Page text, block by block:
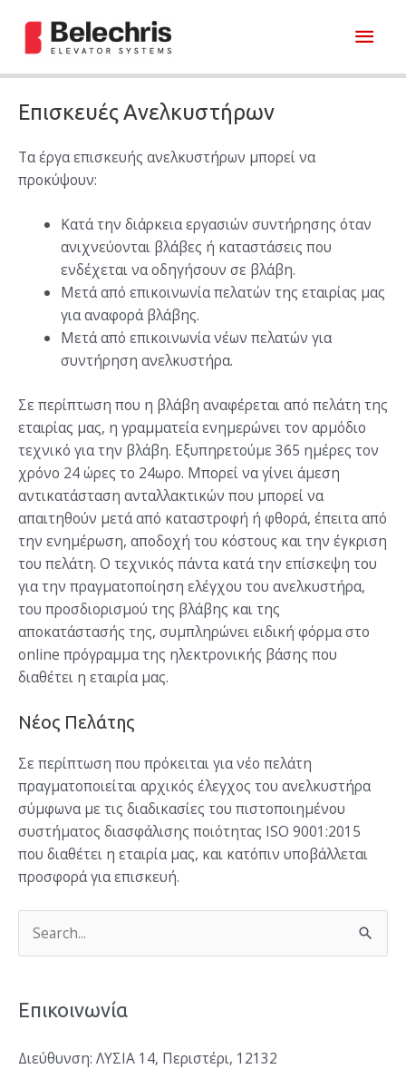
περιεχόμενο
Επισκευές Ανελκυστήρων
Τα έργα επισκευής ανελκυστήρων μπορεί να
προκύψουν:
Κατά την διάρκεια εργασιών συντήρησης όταν
ανιχνεύονται βλάβες ή καταστάσεις που
ενδέχεται να οδηγήσουν σε βλάβη.
Μετά από επικοινωνία πελατών της εταιρίας μας
για αναφορά βλάβης.
Μετά από επικοινωνία νέων πελατών για
συντήρηση ανελκυστήρα.
Σε περίπτωση που η βλάβη αναφέρεται από πελάτη της
εταιρίας μας, η γραμματεία ενημερώνει τον αρμόδιο
τεχνικό για την βλάβη. Εξυπηρετούμε 365 ημέρες τον
χρόνο 24 ώρες το 24ωρο. Μπορεί να γίνει άμεση
αντικατάσταση ανταλλακτικών που μπορεί να
απαιτηθούν μετά από καταστροφή ή φθορά, έπειτα από
την ενημέρωση, αποδοχή του κόστους και την έγκριση
του πελάτη. Ο τεχνικός πάντα κατά την επίσκεψη του
για την πραγματοποίηση ελέγχου του ανελκυστήρα,
του προσδιορισμού της βλάβης και της
αποκατάστασής της, συμπληρώνει ειδική φόρμα στο
online πρόγραμμα της ηλεκτρονικής βάσης που
διαθέτει η εταιρία μας.
Νέος Πελάτης
Σε περίπτωση που πρόκειται για νέο πελάτη
πραγματοποιείται αρχικός έλεγχος του ανελκυστήρα
σύμφωνα με τις διαδικασίες του πιστοποιημένου
συστήματος διασφάλισης ποιότητας ISO 9001:2015
που διαθέτει η εταιρία μας, και κατόπιν υποβάλλεται
προσφορά για επισκευή.
ν
ζ
ή
Επικοινωνία
Διεύθυνση: ΛΥΣΙΑ 14, Περιστέρι, 12132